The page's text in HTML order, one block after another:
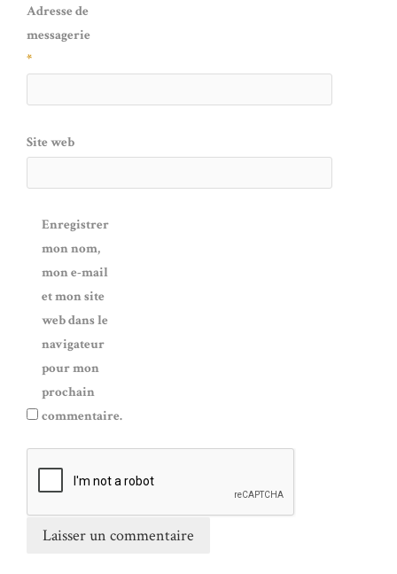
Adresse de
messagerie
*
Site web
Enregistrer
mon nom,
mon e-mail
et mon site
web dans le
navigateur
pour mon
prochain
commentaire.